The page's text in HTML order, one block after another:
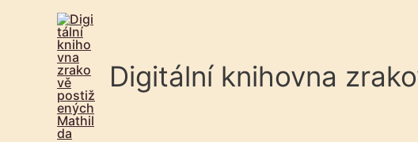
Digitální knihovna